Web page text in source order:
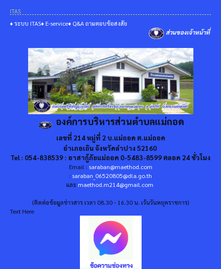
ITAS
♦ ระบบ ITAS♦ E-service♦ Q&A ถามตอบข้อสงสัย
ส่วนของเจ้าหน้าที่
องค์การบริหารส่วนตำบลแม่ถอด
เลขที่ 214 หมู่ที่ 2 บ.แม่ถอด ต.แม่ถอด
อำเภอเถิน จังหวัดลำปาง 52160
Tel : 054-838539 : อาสากู้ภัยแม่ถอด 0-5483-8599 ตลอด 24 ชั่วโมง
Email : saraban@maethod.com
: saraban_06520805@dla.go.th
และ maethod.m214@gmail.com
(ติดต่อข้อมูลข่าวสาร เวลา 08.30 - 16.30 น. เว้นวันหยุดราชการ)
Text Here